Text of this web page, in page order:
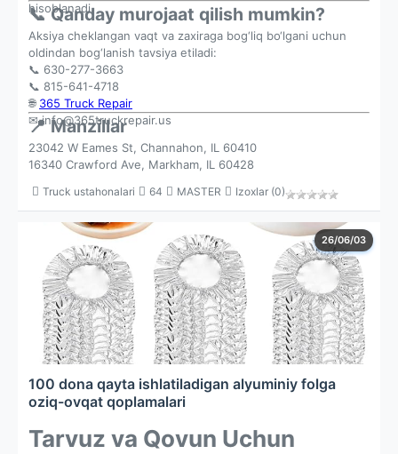
hisoblanadi.
📞 Qanday murojaat qilish mumkin?
Aksiya cheklangan vaqt va zaxiraga bog‘liq bo‘lgani uchun
oldindan bog‘lanish tavsiya etiladi:
📞 630-277-3663
📞 815-641-4718
🌐 365 Truck Repair
✉info@365truckrepair.us
📍 Manzillar
23042 W Eames St, Channahon, IL 60410
16340 Crawford Ave, Markham, IL 60428
Truck ustahonalari 64 MASTER Izoxlar (0)
26/06/03
100 dona qayta ishlatiladigan alyuminiy folga
oziq-ovqat qoplamalari
Tarvuz va Qovun Uchun